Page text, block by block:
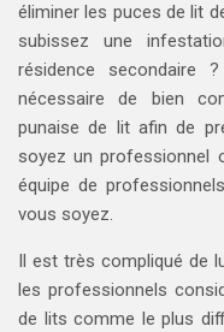
éliminer les puces de lit
subissez une
résidence secondaire
nécessaire de bien
punaise de lit afin de
soyez un professionnel
équipe de
vous soyez.
Il est très compliqué de
les professionnels
de lits comme le plus